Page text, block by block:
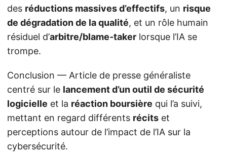
des réductions massives d’effectifs, un risque
de dégradation de la qualité, et un rôle humain
résiduel d’arbitre/blame‑taker lorsque l’IA se
trompe.
Conclusion — Article de presse généraliste
centré sur le lancement d’un outil de sécurité
logicielle et la réaction boursière qui l’a suivi,
mettant en regard différents récits et
perceptions autour de l’impact de l’IA sur la
cybersécurité.